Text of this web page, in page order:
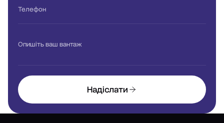
Телефон
Опишіть ваш вантаж
Надіслати